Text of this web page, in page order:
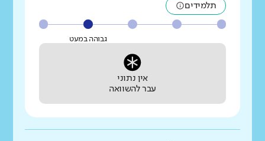
תלמידים
גבוהה במעט
אין נתוני
עבר להשוואה